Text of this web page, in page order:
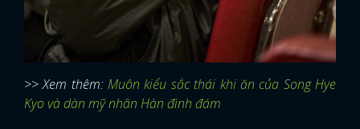
>> Xem thêm:Muôn kiểu sắc thái khi ăn của Song Hye
Kyo và dàn mỹ nhân Hàn đình đám